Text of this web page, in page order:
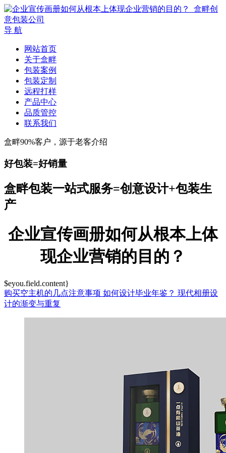
导 航
网站首页
关于盒畔
包装案例
包装定制
远程打样
产品中心
品质管控
联系我们
盒畔90%客户，源于老客介绍
好包装=好销量
盒畔包装一站式服务=创意设计+包装生
产
企业宣传画册如何从根本上体
现企业营销的目的？
$eyou.field.content}
购买空主机的几点注意事项 如何设计毕业年鉴？ 现代相册设
计的渐变与重复